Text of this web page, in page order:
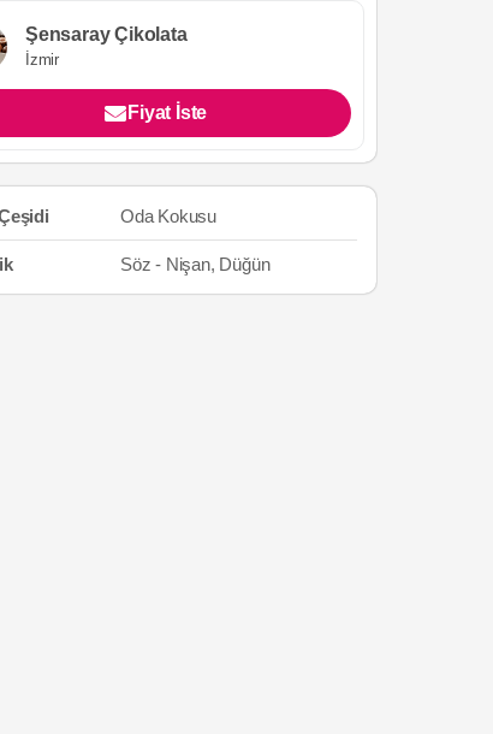
Şensaray Çikolata
İzmir
Fiyat İste
Oda Kokusu
Söz - Nişan, Düğün